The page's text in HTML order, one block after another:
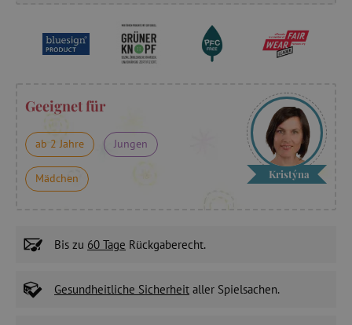
Geeignet für
ab 2 Jahre Jungen
Mädchen Kristýna
Bis zu 60 Tage Rückgaberecht.
Gesundheitliche Sicherheit aller Spielsachen.